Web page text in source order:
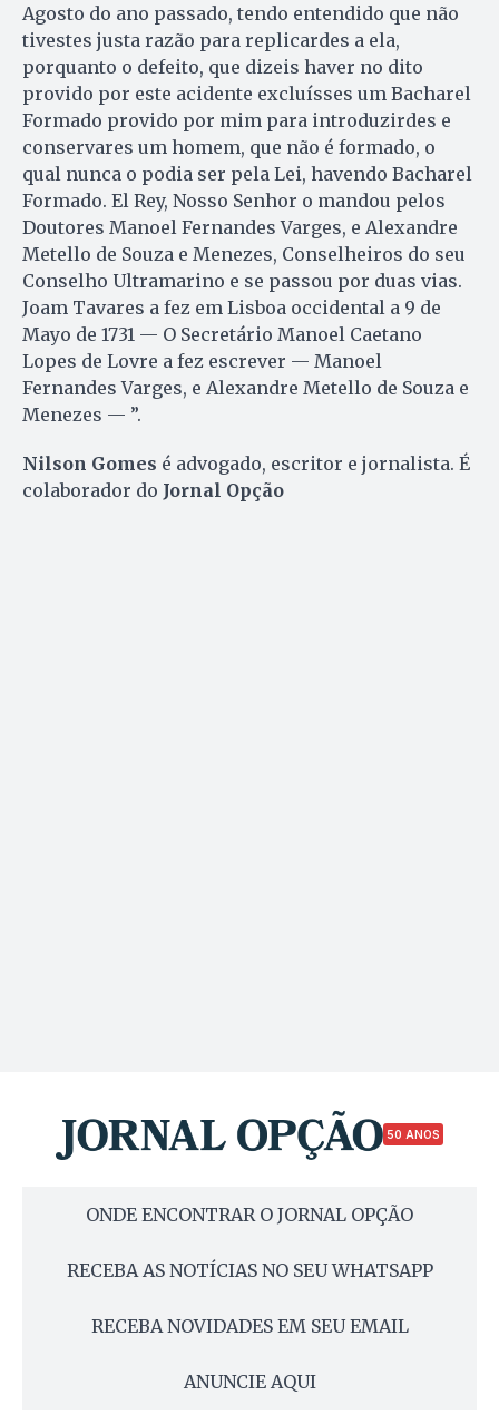
Agosto do ano passado, tendo entendido que não
tivestes justa razão para replicardes a ela,
porquanto o defeito, que dizeis haver no dito
provido por este acidente excluísses um Bacharel
Formado provido por mim para introduzirdes e
conservares um homem, que não é formado, o
qual nunca o podia ser pela Lei, havendo Bacharel
Formado. El Rey, Nosso Senhor o mandou pelos
Doutores Manoel Fernandes Varges, e Alexandre
Metello de Souza e Menezes, Conselheiros do seu
Conselho Ultramarino e se passou por duas vias.
Joam Tavares a fez em Lisboa occidental a 9 de
Mayo de 1731 — O Secretário Manoel Caetano
Lopes de Lovre a fez escrever — Manoel
Fernandes Varges, e Alexandre Metello de Souza e
Menezes — ”.
Nilson Gomes é advogado, escritor e jornalista. É
colaborador do Jornal Opção
50 ANOS
ONDE ENCONTRAR O JORNAL OPÇÃO
RECEBA AS NOTÍCIAS NO SEU WHATSAPP
RECEBA NOVIDADES EM SEU EMAIL
ANUNCIE AQUI